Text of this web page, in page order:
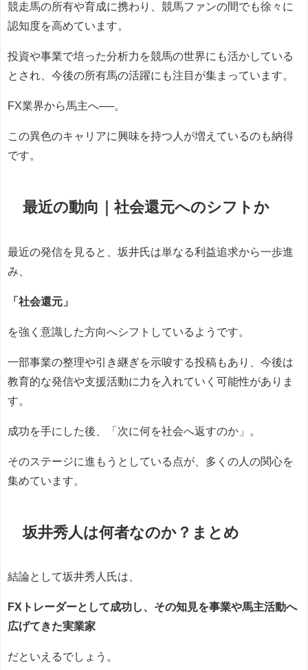
競走馬の所有や育成に携わり、競馬ファンの間でも徐々に
認知度を高めています。
投資や事業で培った分析力を競馬の世界にも活かしている
とされ、今後の所有馬の活躍にも注目が集まっています。
FX業界から馬主へ──。
この異色のキャリアに興味を持つ人が増えているのも納得
です。
最近の動向｜社会還元へのシフトか
最近の発信を見ると、坂井氏は単なる利益追求から一歩進
み、
「社会還元」
を強く意識した方向へシフトしているようです。
一部事業の整理や引き継ぎを示唆する投稿もあり、今後は
教育的な発信や支援活動に力を入れていく可能性がありま
す。
成功を手にした後、「次に何を社会へ返すのか」。
そのステージに進もうとしている点が、多くの人の関心を
集めています。
坂井秀人は何者なのか？まとめ
結論として坂井秀人氏は、
FXトレーダーとして成功し、その知見を事業や馬主活動へ
広げてきた実業家
だといえるでしょう。